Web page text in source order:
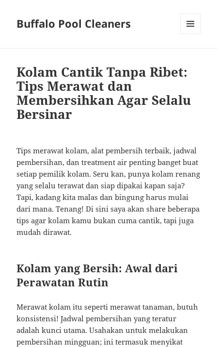
Buffalo Pool Cleaners
Kolam Cantik Tanpa Ribet:
Tips Merawat dan
Membersihkan Agar Selalu
Bersinar
Tips merawat kolam, alat pembersih terbaik, jadwal
pembersihan, dan treatment air penting banget buat
setiap pemilik kolam. Seru kan, punya kolam renang
yang selalu terawat dan siap dipakai kapan saja?
Tapi, kadang kita malas dan bingung harus mulai
dari mana. Tenang! Di sini saya akan share beberapa
tips agar kolam kamu bukan cuma cantik, tapi juga
mudah dirawat.
Kolam yang Bersih: Awal dari
Perawatan Rutin
Merawat kolam itu seperti merawat tanaman, butuh
konsistensi! Jadwal pembersihan yang teratur
adalah kunci utama. Usahakan untuk melakukan
pembersihan mingguan; ini termasuk menyikat